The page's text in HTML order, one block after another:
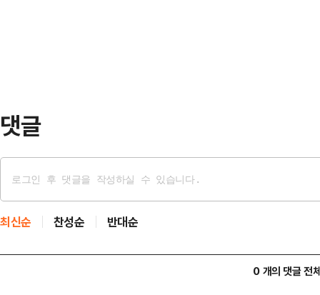
댓글
최신순 찬성순 반대순
0 개의 댓글 전